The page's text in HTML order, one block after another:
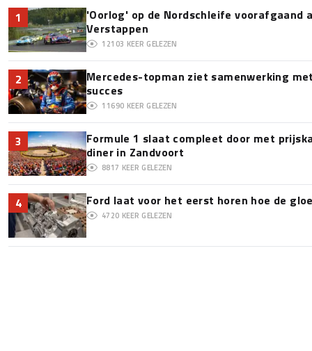
1
'Oorlog' op de Nordschleife voorafgaand
Verstappen
12103 KEER GELEZEN
2
Mercedes-topman ziet samenwerking
succes
11690 KEER GELEZEN
3
Formule 1 slaat compleet door met
diner in Zandvoort
8817 KEER GELEZEN
4 Ford laat voor het eerst horen hoe de
4720 KEER GELEZEN